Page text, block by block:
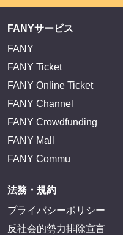
FANYサービス
FANY
FANY Ticket
FANY Online Ticket
FANY Channel
FANY Crowdfunding
FANY Mall
FANY Commu
法務・規約
プライバシーポリシー
反社会的勢力排除宣言